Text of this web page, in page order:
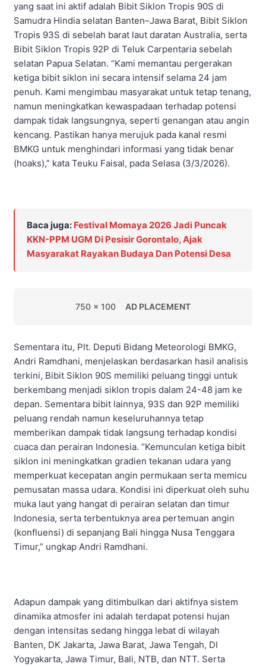
yang saat ini aktif adalah Bibit Siklon Tropis 90S di
Samudra Hindia selatan Banten–Jawa Barat, Bibit Siklon
Tropis 93S di sebelah barat laut daratan Australia, serta
Bibit Siklon Tropis 92P di Teluk Carpentaria sebelah
selatan Papua Selatan. “Kami memantau pergerakan
ketiga bibit siklon ini secara intensif selama 24 jam
penuh. Kami mengimbau masyarakat untuk tetap tenang,
namun meningkatkan kewaspadaan terhadap potensi
dampak tidak langsungnya, seperti genangan atau angin
kencang. Pastikan hanya merujuk pada kanal resmi
BMKG untuk menghindari informasi yang tidak benar
(hoaks),” kata Teuku Faisal, pada Selasa (3/3/2026).
Baca juga: Festival Momaya 2026 Jadi Puncak
KKN-PPM UGM Di Pesisir Gorontalo, Ajak
Masyarakat Rayakan Budaya Dan Potensi Desa
750 x 100 AD PLACEMENT
Sementara itu, Plt. Deputi Bidang Meteorologi BMKG,
Andri Ramdhani, menjelaskan berdasarkan hasil analisis
terkini, Bibit Siklon 90S memiliki peluang tinggi untuk
berkembang menjadi siklon tropis dalam 24-48 jam ke
depan. Sementara bibit lainnya, 93S dan 92P memiliki
peluang rendah namun keseluruhannya tetap
memberikan dampak tidak langsung terhadap kondisi
cuaca dan perairan Indonesia. “Kemunculan ketiga bibit
siklon ini meningkatkan gradien tekanan udara yang
memperkuat kecepatan angin permukaan serta memicu
pemusatan massa udara. Kondisi ini diperkuat oleh suhu
muka laut yang hangat di perairan selatan dan timur
Indonesia, serta terbentuknya area pertemuan angin
(konfluensi) di sepanjang Bali hingga Nusa Tenggara
Timur,” ungkap Andri Ramdhani.
Adapun dampak yang ditimbulkan dari aktifnya sistem
dinamika atmosfer ini adalah terdapat potensi hujan
dengan intensitas sedang hingga lebat di wilayah
Banten, DK Jakarta, Jawa Barat, Jawa Tengah, DI
Yogyakarta, Jawa Timur, Bali, NTB, dan NTT. Serta